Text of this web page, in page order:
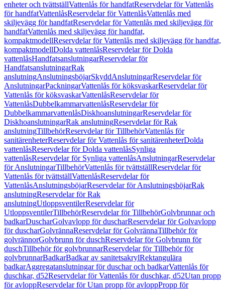
enheter och tvättställVattenlås för handfatReservdelar för Vattenlås
för handfatVattenlåsReservdelar för VattenlåsVattenlås med
skiljevägg för handfatReservdelar för Vattenlås med skiljevägg för
handfatVattenlås med skiljevägg för handfat,
kompaktmodellReservdelar för Vattenlås med skiljevägg för handfat,
kompaktmodellDolda vattenlåsReservdelar för Dolda
vattenlåsHandfatsanslutningarReservdelar för
HandfatsanslutningarRak
anslutningAnslutningsböjarSkyddAnslutningarReservdelar för
AnslutningarPackningarVattenlås för köksvaskarReservdelar för
Vattenlås för köksvaskarVattenlåsReservdelar för
VattenlåsDubbelkammarvattenlåsReservdelar för
DubbelkammarvattenlåsDiskhoanslutningarReservdelar för
DiskhoanslutningarRak anslutningReservdelar för Rak
anslutningTillbehörReservdelar för TillbehörVattenlås för
sanitärenheterReservdelar för Vattenlås för sanitärenheterDolda
vattenlåsReservdelar för Dolda vattenlåsSynliga
vattenlåsReservdelar för Synliga vattenlåsAnslutningarReservdelar
för AnslutningarTillbehörVattenlås för tvättställReservdelar för
Vattenlås för tvättställVattenlåsReservdelar för
VattenlåsAnslutningsböjarReservdelar för AnslutningsböjarRak
anslutningReservdelar för Rak
anslutningUtloppsventilerReservdelar för
UtloppsventilerTillbehörReservdelar för TillbehörGolvbrunnar och
badkarDuscharGolvavlopp för duscharReservdelar för Golvavlopp
för duscharGolvrännaReservdelar för GolvrännaTillbehör för
golvrännorGolvbrunn för duschReservdelar för Golvbrunn för
duschTillbehör för golvbrunnarReservdelar för Tillbehör för
golvbrunnarBadkarBadkar av sanitetsakrylRektangulära
badkarAggregatanslutningar för duschar och badkarVattenlås för
duschkar, d52Reservdelar för Vattenlås för duschkar, d52Utan propp
för avloppReservdelar för Utan propp för avloppPropp för